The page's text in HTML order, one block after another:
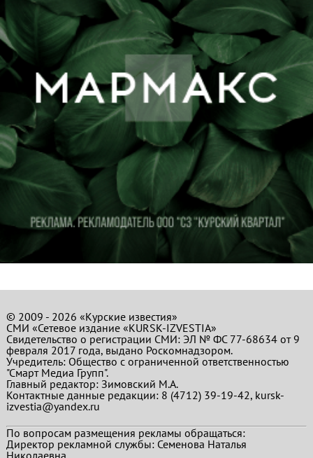
© 2009 - 2026 «Курские известия»
СМИ «Сетевое издание «KURSK-IZVESTIA»
Свидетельство о регистрации СМИ: ЭЛ № ФС 77-68634 от 9
февраля 2017 года, выдано Роскомнадзором.
Учредитель: Общество с ограниченной ответственностью
"Смарт Медиа Групп".
Главный редактор:Зимовский М.А.
Контактные данные редакции: 8 (4712) 39-19-42, kursk-
izvestia@yandex.ru
По вопросам размещения рекламы обращаться:
Директор рекламной службы: Семенова Наталья
Николаевна